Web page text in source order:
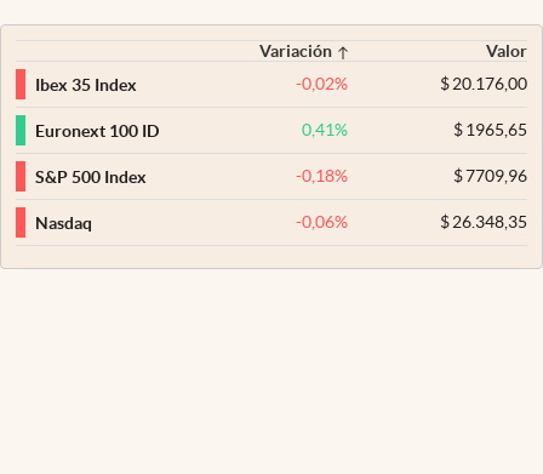
Variación
Valor
Ibex 35 Index
-0,02% $20.176,00
Euronext 100 ID 0,41% $1965,65
S&P 500 Index -0,18% $7709,96
Nasdaq -0,06% $26.348,35